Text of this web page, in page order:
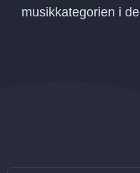
musikkategorien i